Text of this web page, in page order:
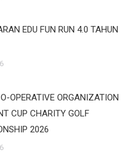
EDU FUN RUN 4.0 TAHUN
OPERATIVE ORGANIZATION
CUP CHARITY GOLF
2026